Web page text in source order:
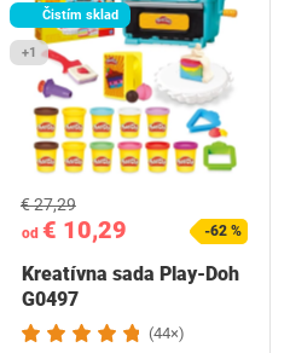
Čistím sklad
+1
od € 10,29
€ 27,29
-62 %
Kreatívna sada Play-Doh
G0497
(44×)